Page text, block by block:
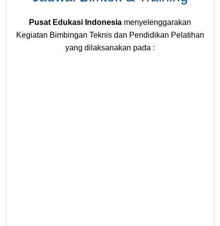
Pusat Edukasi Indonesia menyelenggarakan
Kegiatan Bimbingan Teknis dan Pendidikan Pelatihan
yang dilaksanakan pada :